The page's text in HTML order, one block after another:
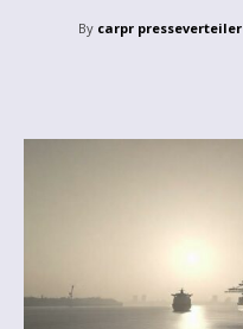
By carpr presseverteiler